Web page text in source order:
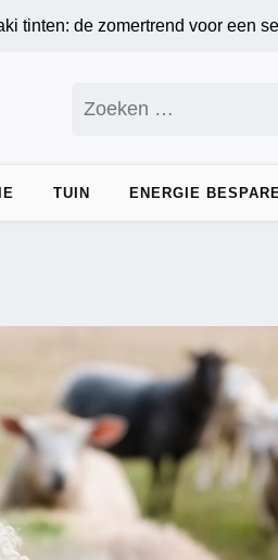
voor een serene
naar:
TUIN ENERGIE